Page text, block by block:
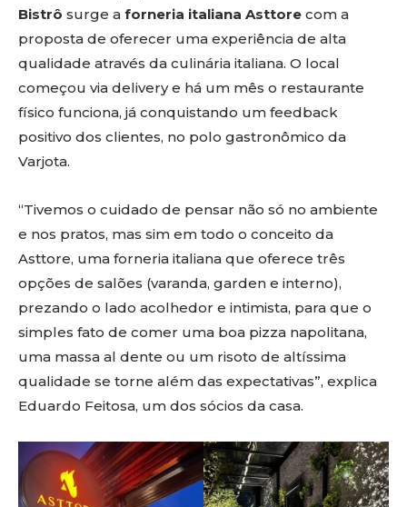
Bistrô surge a forneria italiana Asttore com a
proposta de oferecer uma experiência de alta
qualidade através da culinária italiana. O local
começou via delivery e há um mês o restaurante
físico funciona, já conquistando um feedback
positivo dos clientes, no polo gastronômico da
Varjota.
“Tivemos o cuidado de pensar não só no ambiente
e nos pratos, mas sim em todo o conceito da
Asttore, uma forneria italiana que oferece três
opções de salões (varanda, garden e interno),
prezando o lado acolhedor e intimista, para que o
simples fato de comer uma boa pizza napolitana,
uma massa al dente ou um risoto de altíssima
qualidade se torne além das expectativas”, explica
Eduardo Feitosa, um dos sócios da casa.